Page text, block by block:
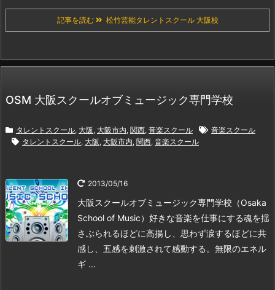
記事を読む 松竹芸能タレントスクール 大阪校
OSM 大阪スクールオブミュージック専門学校
タレントスクール, 大阪, 大阪市内, 関西, 音楽スクール
音楽スクール
タレントスクール, 大阪, 大阪市内, 関西, 音楽スクール
2013/05/16
大阪スクールオブミュージック専門学校（Osaka
School of Music） 好きな音楽を仕事にする魂を揺
さぶられるほどに高揚し、思わず涙するほどに共
感し、 五感を刺激されて感動する。 無限のエネル
ギ ...